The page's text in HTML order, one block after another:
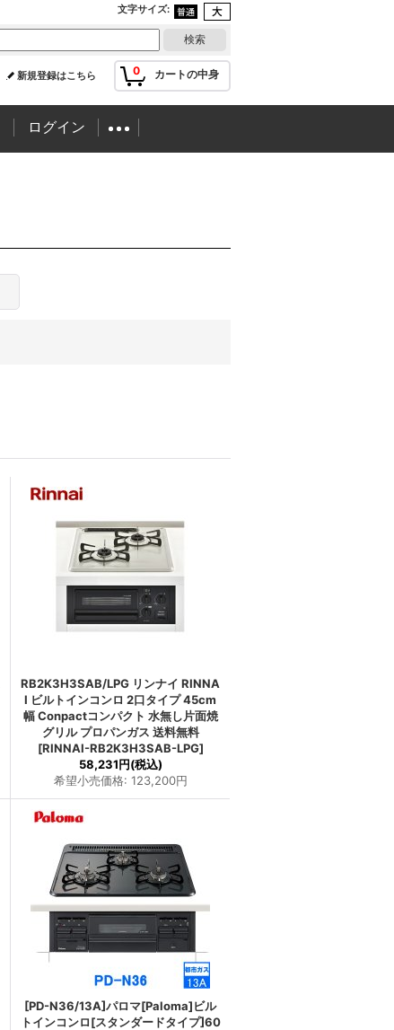
文字サイズ:
0 カートの中身
新規登録はこちら
ログイン
RB2K3H3SAB/LPG リンナイ RINNA
I ビルトインコンロ 2口タイプ 45cm
幅 Conpactコンパクト 水無し片面焼
グリル プロパンガス 送料無料
[RINNAI-RB2K3H3SAB-LPG]
58,231円(税込)
希望小売価格: 123,200円
[PD-N36/13A]パロマ[Paloma]ビル
トインコンロ[スタンダードタイプ]60